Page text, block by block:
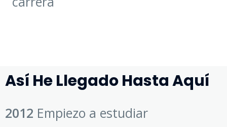
Así He Llegado Hasta Aquí
2012 Empiezo a estudiar